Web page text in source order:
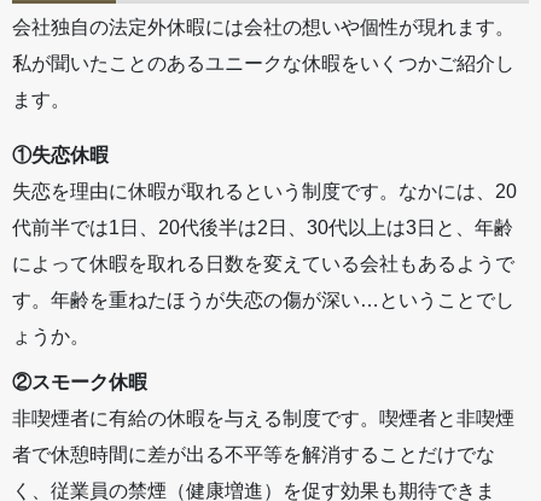
会社独自の法定外休暇には会社の想いや個性が現れます。
私が聞いたことのあるユニークな休暇をいくつかご紹介し
ます。
①失恋休暇
失恋を理由に休暇が取れるという制度です。なかには、20
代前半では1日、20代後半は2日、30代以上は3日と、年齢
によって休暇を取れる日数を変えている会社もあるようで
す。年齢を重ねたほうが失恋の傷が深い…ということでし
ょうか。
②スモーク休暇
非喫煙者に有給の休暇を与える制度です。喫煙者と非喫煙
者で休憩時間に差が出る不平等を解消することだけでな
く、従業員の禁煙（健康増進）を促す効果も期待できま